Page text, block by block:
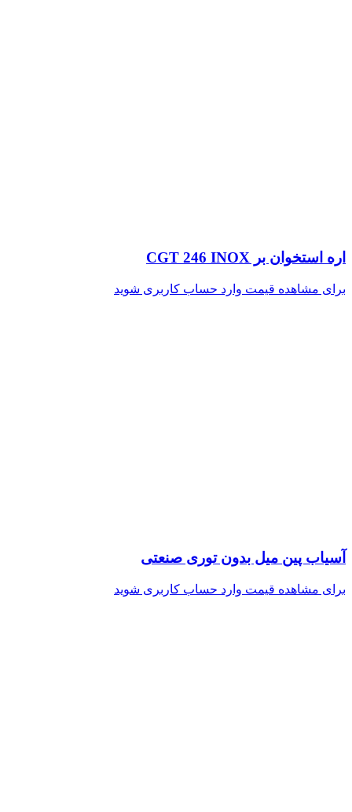
اره استخوان بر CGT 246 INOX
برای مشاهده قیمت وارد حساب کاربری شوید
آسیاب پین میل بدون توری صنعتی
برای مشاهده قیمت وارد حساب کاربری شوید